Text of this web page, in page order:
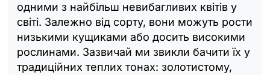
одними з найбільш невибагливих квітів у
світі. Залежно від сорту, вони можуть рости
низькими кущиками або досить високими
рослинами. Зазвичай ми звикли бачити їх у
традиційних теплих тонах: золотистому,